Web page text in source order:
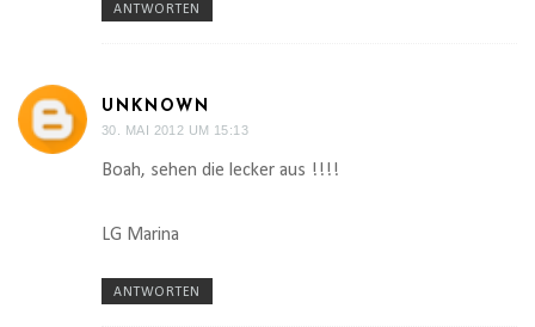
ANTWORTEN
UNKNOWN
30. MAI 2012 UM 15:13
Boah, sehen die lecker aus !!!!
LG Marina
ANTWORTEN